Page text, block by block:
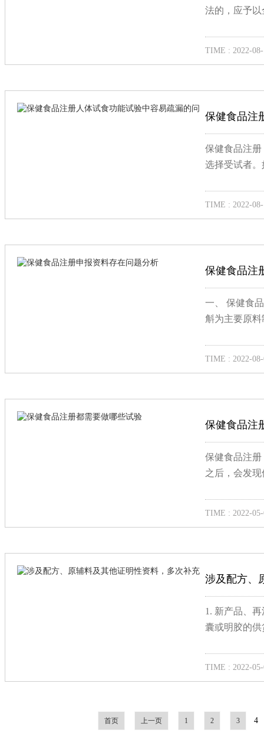
法的，应予
TIME : 2022-08-
保健食品注
保健食品注
选择受试者
TIME : 2022-
保健食品注
一、 保健食
斛为主要原
TIME : 2022-
保健食品注
保健食品注
之后，会发
TIME : 2022-
涉及配方、
1. 新产品、
囊或明胶的
TIME : 2022-
首页 上一页 1 2 3 4